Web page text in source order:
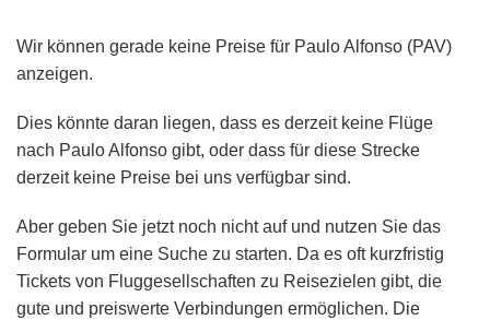
Wir können gerade keine Preise für Paulo Alfonso (PAV)
anzeigen.
Dies könnte daran liegen, dass es derzeit keine Flüge
nach Paulo Alfonso gibt, oder dass für diese Strecke
derzeit keine Preise bei uns verfügbar sind.
Aber geben Sie jetzt noch nicht auf und nutzen Sie das
Formular um eine Suche zu starten. Da es oft kurzfristig
Tickets von Fluggesellschaften zu Reisezielen gibt, die
gute und preiswerte Verbindungen ermöglichen. Die